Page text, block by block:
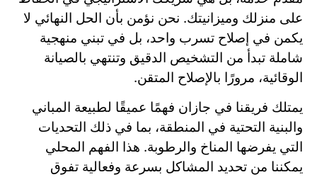
على منزلك وميزانيتك. نحن نؤمن بأن الحل النهائي لا
يكمن في إصلاح تسرب واحد، بل في تبني منهجية
شاملة تبدأ من التشخيص الدقيق وتنتهي بالصيانة
الوقائية، مرورًا بالإصلاح المتقن.
يمتلك فريقنا في جازان فهمًا عميقًا لطبيعة المباني
والبنية التحتية في المنطقة، بما في ذلك التحديات
التي يفرضها المناخ والرطوبة. هذا الفهم المحلي
يمكننا من تحديد المشاكل بسرعة وفعالية تفوق